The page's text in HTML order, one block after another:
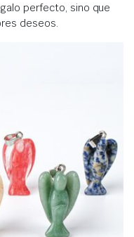
perfecto, sino que
deseos.